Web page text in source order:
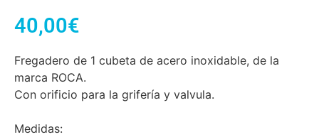
40,00€
Fregadero de 1 cubeta de acero inoxidable, de la
marca ROCA.
Con orificio para la grifería y valvula.
Medidas: